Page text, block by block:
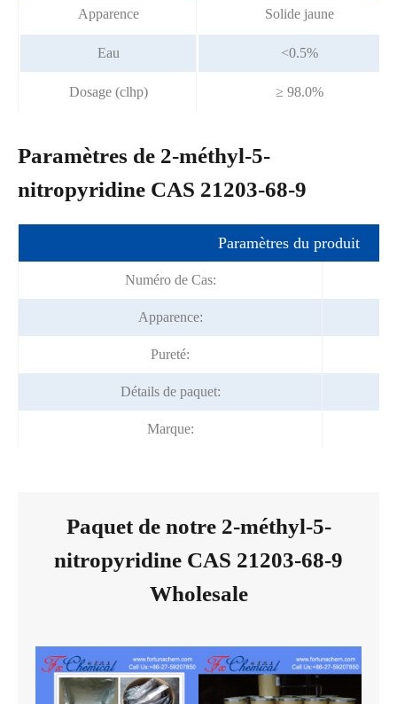
Apparence Solide jaune
Eau <0.5%
Dosage (clhp) ≥ 98.0%
Paramètres de 2-méthyl-5-
nitropyridine CAS 21203-68-9
Paramètres du produit
Numéro de Cas:
Apparence:
Pureté:
Détails de paquet:
Marque:
Paquet de notre 2-méthyl-5-
nitropyridine CAS 21203-68-9
Wholesale